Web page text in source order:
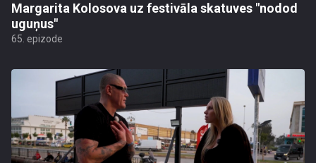
Margarita Kolosova uz festivāla skatuves "nodod
uguņus"
65. epizode